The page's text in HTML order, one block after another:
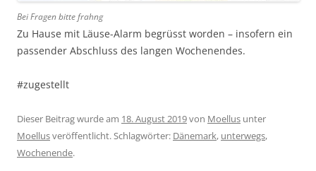
Bei Fragen bitte frahng
Zu Hause mit Läuse-Alarm begrüsst worden – insofern ein
passender Abschluss des langen Wochenendes.
#zugestellt
Dieser Beitrag wurde am 18. August 2019von Moellus unter
Moellusveröffentlicht. Schlagwörter: Dänemark, unterwegs,
Wochenende.